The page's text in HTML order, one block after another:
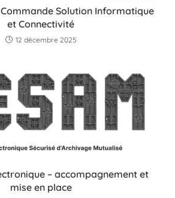
Solution Informatique
et Connectivité
12 décembre 2025
– accompagnement et
mise en place